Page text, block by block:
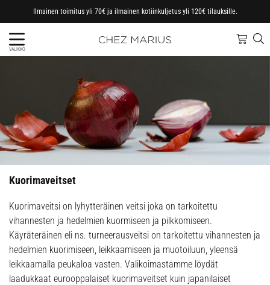
Ilmainen toimitus yli 70€ ja ilmainen kotiinkuljetus yli 120€ tilauksille.
VALIKKO
Kuorimaveitset
Kuorimaveitsi on lyhytteräinen veitsi joka on tarkoitettu
vihannesten ja hedelmien kuormiseen ja pilkkomiseen.
Käyräteräinen eli ns. turneerausveitsi on tarkoitettu vihannesten ja
hedelmien kuorimiseen, leikkaamiseen ja muotoiluun, yleensä
leikkaamalla peukaloa vasten. Valikoimastamme löydät
laadukkaat eurooppalaiset kuorimaveitset kuin japanilaiset